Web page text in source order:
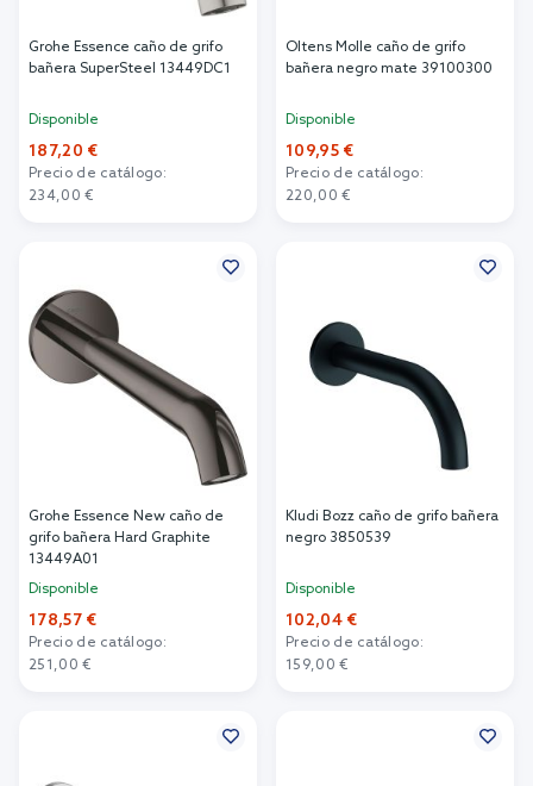
Grohe Essence caño de grifo
bañera SuperSteel 13449DC1
Disponible
187,20 €
Precio de catálogo:
234,00 €
Oltens Molle caño de grifo
bañera negro mate 39100300
Disponible
109,95 €
Precio de catálogo:
220,00 €
Grohe Essence New caño de
grifo bañera Hard Graphite
13449A01
Disponible
178,57 €
Precio de catálogo:
251,00 €
Kludi Bozz caño de grifo bañera
negro 3850539
Disponible
102,04 €
Precio de catálogo:
159,00 €